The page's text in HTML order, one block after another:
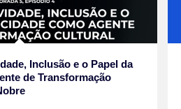
Inclusão e o Papel da
de Transformação